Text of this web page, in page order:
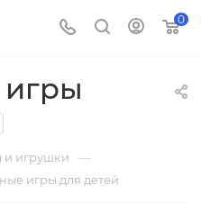
0
и игрушки —
игры для детей